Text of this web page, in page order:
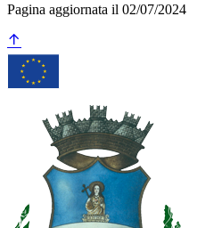
Pagina aggiornata il 02/07/2024